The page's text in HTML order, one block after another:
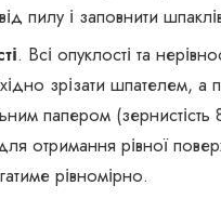
пилу і заповнити
. Всі опуклості та
зрізати шпателем, а
папером
отримання рівної
рівномірно.